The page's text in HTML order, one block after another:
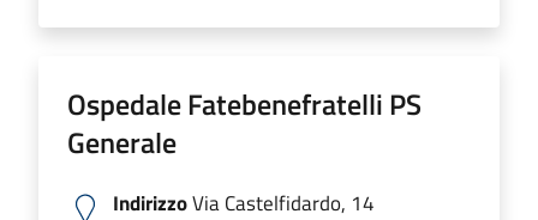
Ospedale Fatebenefratelli PS
Generale
IndirizzoVia Castelfidardo, 14